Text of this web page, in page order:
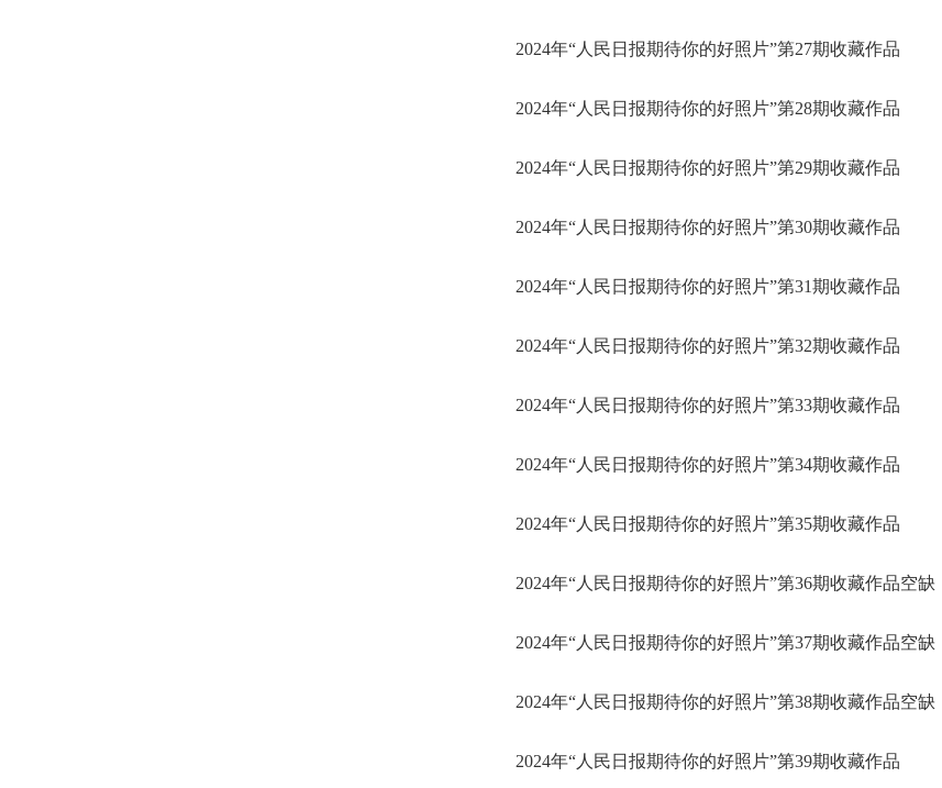
2024年“人民日报期待你的好照片”第27期收藏作品
2024年“人民日报期待你的好照片”第28期收藏作品
2024年“人民日报期待你的好照片”第29期收藏作品
2024年“人民日报期待你的好照片”第30期收藏作品
2024年“人民日报期待你的好照片”第31期收藏作品
2024年“人民日报期待你的好照片”第32期收藏作品
2024年“人民日报期待你的好照片”第33期收藏作品
2024年“人民日报期待你的好照片”第34期收藏作品
2024年“人民日报期待你的好照片”第35期收藏作品
2024年“人民日报期待你的好照片”第36期收藏作品空缺
2024年“人民日报期待你的好照片”第37期收藏作品空缺
2024年“人民日报期待你的好照片”第38期收藏作品空缺
2024年“人民日报期待你的好照片”第39期收藏作品